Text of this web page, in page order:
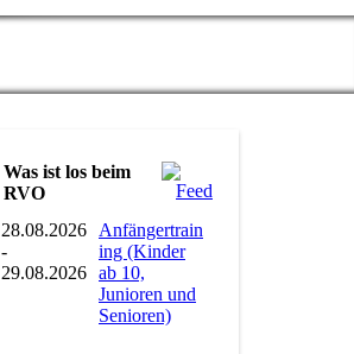
Was ist los beim
RVO
28.08.2026
-
29.08.2026
Anfängertrain
ing (Kinder
ab 10,
Junioren und
Senioren)